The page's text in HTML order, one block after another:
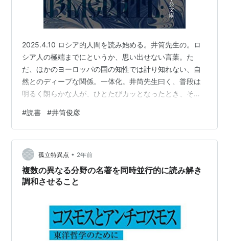
2025.4.10 ロシア的人間を読み始める。井筒先生の。ロ
シア人の極端までにというか、思い出せない言葉。た
だ、ほかのヨーロッパの国の知性では計り知れない、自
然とのディープな関係。一体化。井筒先生曰く、普段は
明るく朗らかな人が、ひとたびカッとなったとき、それ
す、みたいな、話を。寒くてくしゃみ出た。こういう寒
さは、以前、ボディトークのセッションで、ヒューマン
デザインのレイヴという新種の出現と現人類の終わり、
の話をしたときに、背筋が寒くてしょうがなかったのに
似ている。日本の自然は俳句がお似合いのようにこじん
まりしていて、本を読んでるときは、自分もロシ…
#読書 #井筒俊彦
孤立特異点 • 2年前
複数の異なる分野の名著を同時並行的に読み解き
調和させること